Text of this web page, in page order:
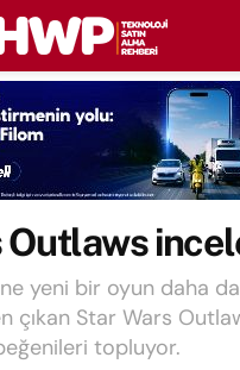
Outlaws
yeni bir oyun daha
çıkan Star Wars
topluyor.